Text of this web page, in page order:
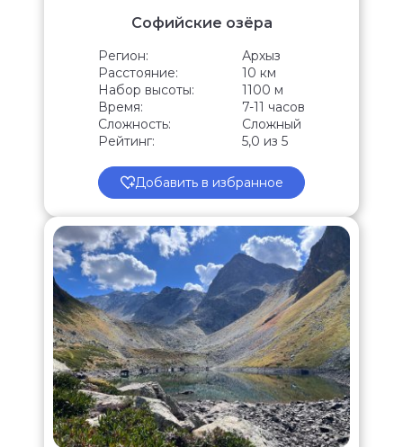
Софийские озёра
Регион:
Расстояние:
Набор высоты:
Время:
Сложность:
Рейтинг:
Архыз
10 км
1100 м
7-11 часов
Сложный
5,0 из 5
Добавить в избранное